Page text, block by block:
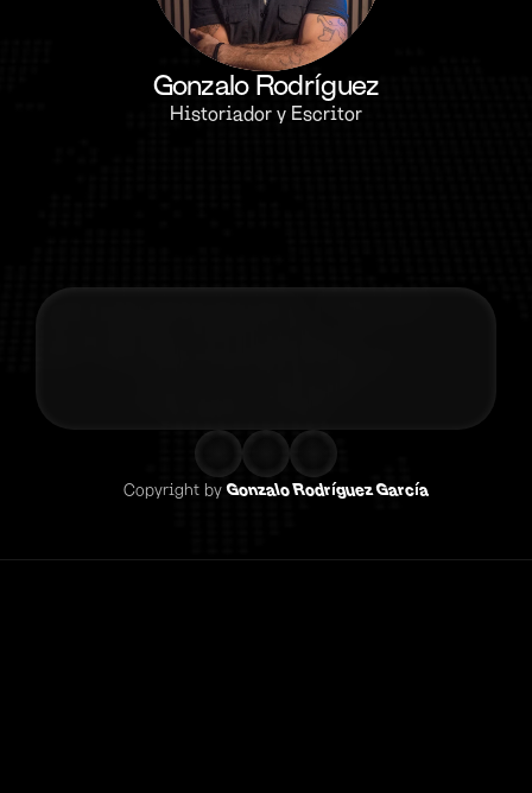
Gonzalo Rodríguez
Historiador y Escritor
Copyright by Gonzalo Rodríguez García